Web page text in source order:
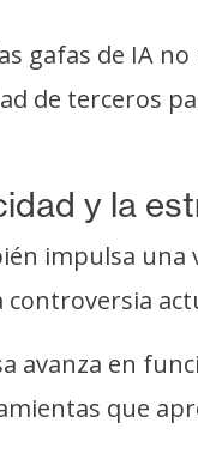
gafas de IA
de terceros
y la
impulsa
controversia
en
que